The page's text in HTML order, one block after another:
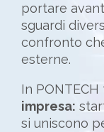
portare
sguardi
confronto
esterne.
In
impresa:
si uniscono